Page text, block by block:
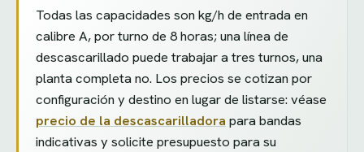
Todas las capacidades son kg/h de entrada en
calibre A, por turno de 8 horas; una línea de
descascarillado puede trabajar a tres turnos, una
planta completa no. Los precios se cotizan por
configuración y destino en lugar de listarse: véase
precio de la descascarilladora para bandas
indicativas y solicite presupuesto para su